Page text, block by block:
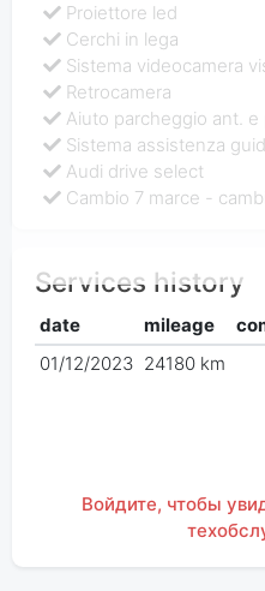
Proiettore led
Cerchi in lega
Sistema videocamera
Retrocamera
Aiuto parcheggio ant.
Sistema assistenza
Audi drive select
Cambio 7 marce -
Services history
date mileage
01/12/2023 24180 km
Войдите, чтобы